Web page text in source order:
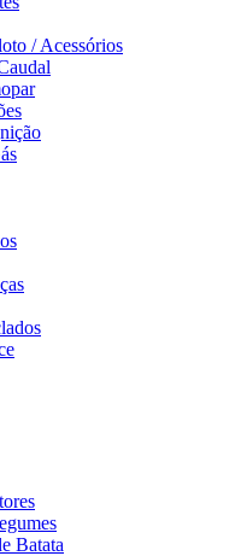
/ Acessórios
Batata